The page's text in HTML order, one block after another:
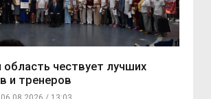
чествует лучших
и тренеров